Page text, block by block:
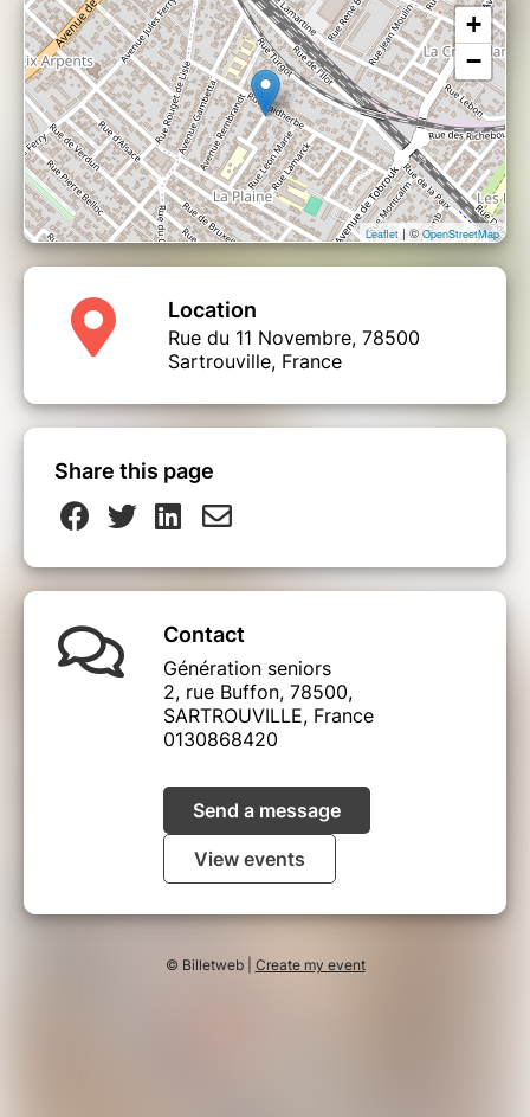
+
−
Leaflet | © OpenStreetMap
Location
Rue du 11 Novembre, 78500
Sartrouville, France
Share this page
Contact
Génération seniors
2, rue Buffon, 78500,
SARTROUVILLE, France
0130868420
Send a message
View events
© Billetweb | Create my event